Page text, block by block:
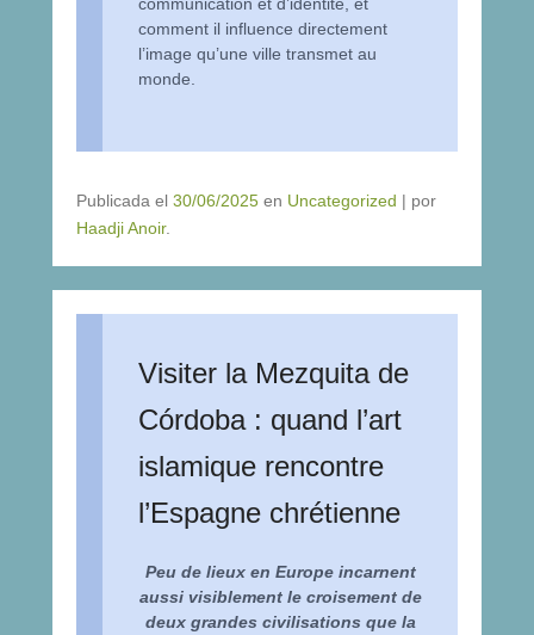
comment il influence directement
l’image qu’une ville transmet au
monde.
Publicada el 30/06/2025 en Uncategorized | por
Haadji Anoir.
Visiter la Mezquita de
Córdoba : quand l’art
islamique rencontre
l’Espagne chrétienne
Peu de lieux en Europe incarnent
aussi visiblement le croisement de
deux grandes civilisations que la